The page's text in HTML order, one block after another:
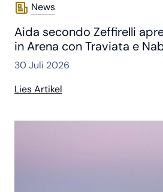
News
Aida secondo Zeffirelli
in Arena con Traviata e
30 Juli 2026
Lies Artikel